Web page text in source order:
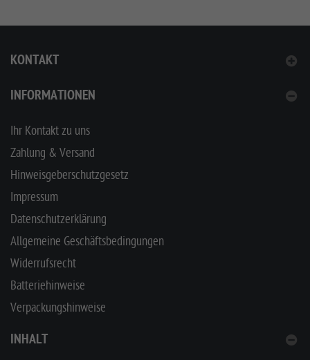
KONTAKT
INFORMATIONEN
Ihr Kontakt zu uns
Zahlung & Versand
Hinweisgeberschutzgesetz
Impressum
Datenschutzerklärung
Allgemeine Geschäftsbedingungen
Widerrufsrecht
Batteriehinweise
Verpackungshinweise
INHALT